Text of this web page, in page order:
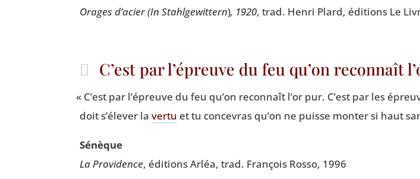
Orages d’acier(In Stahl­ge­wit­tern), 1920, trad. Hen­ri Plard, édi­tions Le
C’est par l’épreuve du feu qu’on reconnaît
« C’est par l’é­preuve du feu qu’on recon­naît l’or pur. C’est par les
doit s’é­le­ver laver­tu et tu conce­vras qu’on ne puisse mon­ter si haut
Sénèque
La Pro­vi­dence, édi­tions Arléa, trad. Fran­çois Ros­so, 1996